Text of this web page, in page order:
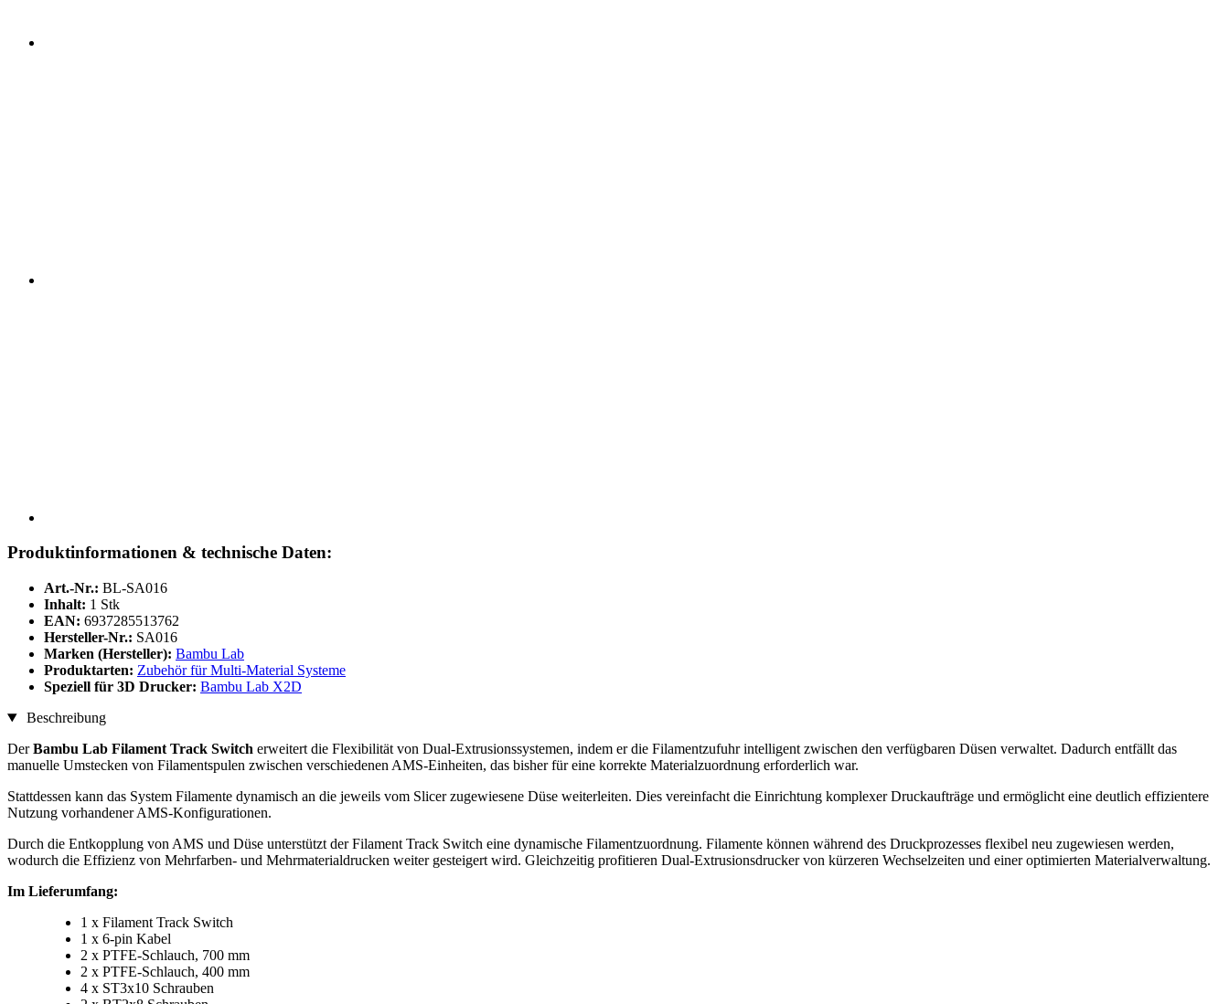
Produktinformationen & technische Daten:
Art.-Nr.: BL-SA016
Inhalt: 1 Stk
EAN: 6937285513762
Hersteller-Nr.: SA016
Marken (Hersteller): Bambu Lab
Produktarten: Zubehör für Multi-Material Systeme
Speziell für 3D Drucker: Bambu Lab X2D
Beschreibung
DerBambu Lab Filament Track Switch erweitert die Flexibilität von Dual-Extrusionssystemen, indem er die Filamentzufuhr intelligent zwischen den verfügbaren Düsen verwaltet. Dadurch entfällt das
manuelle Umstecken von Filamentspulen zwischen verschiedenen AMS-Einheiten, das bisher für eine korrekte Materialzuordnung erforderlich war.
Stattdessen kann das System Filamente dynamisch an die jeweils vom Slicer zugewiesene Düse weiterleiten. Dies vereinfacht die Einrichtung komplexer Druckaufträge und ermöglicht eine deutlich effizientere
Nutzung vorhandener AMS-Konfigurationen.
Durch die Entkopplung von AMS und Düse unterstützt der Filament Track Switch eine dynamische Filamentzuordnung. Filamente können während des Druckprozesses flexibel neu zugewiesen werden,
wodurch die Effizienz von Mehrfarben- und Mehrmaterialdrucken weiter gesteigert wird. Gleichzeitig profitieren Dual-Extrusionsdrucker von kürzeren Wechselzeiten und einer optimierten Materialverwaltung.
Im Lieferumfang:
1 x Filament Track Switch
1 x 6-pin Kabel
2 x PTFE-Schlauch, 700 mm
2 x PTFE-Schlauch, 400 mm
4 x ST3x10 Schrauben